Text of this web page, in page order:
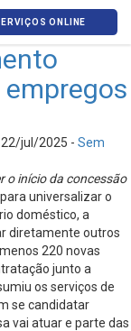
ONLINE
jul/2025 - Sem
o início da concessão
universalizar o
doméstico, a
diretamente outros
220 novas
junto a
os serviços de
se candidatar
vai atuar e parte das